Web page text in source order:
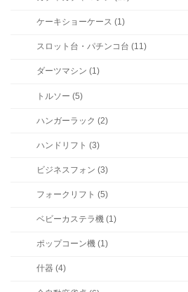
ケーキショーケース (1)
スロット台・パチンコ台 (11)
ダーツマシン (1)
トルソー (5)
ハンガーラック (2)
ハンドリフト (3)
ビジネスフォン (3)
フォークリフト (5)
ベビーカステラ機 (1)
ポップコーン機 (1)
什器 (4)